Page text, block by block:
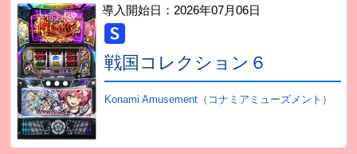
導入開始日： 2026年07月06日
戦国コレクション６
Konami Amusement（コナミアミューズメント）